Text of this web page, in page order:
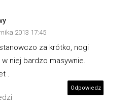
2013 17:45
za krótko, nogi
w niej bardzo masywnie.
.
Odpowiedz